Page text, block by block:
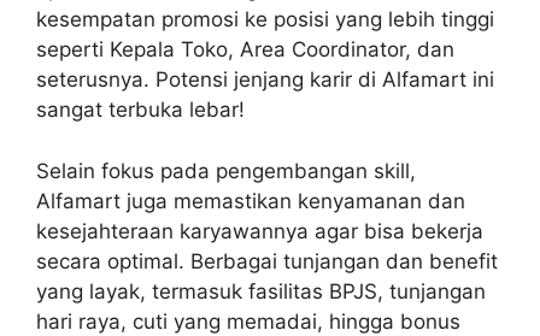
kesempatan promosi ke posisi yang lebih tinggi
seperti Kepala Toko, Area Coordinator, dan
seterusnya. Potensi jenjang karir di Alfamart ini
sangat terbuka lebar!
Selain fokus pada pengembangan skill,
Alfamart juga memastikan kenyamanan dan
kesejahteraan karyawannya agar bisa bekerja
secara optimal. Berbagai tunjangan dan benefit
yang layak, termasuk fasilitas BPJS, tunjangan
hari raya, cuti yang memadai, hingga bonus